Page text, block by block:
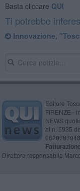
Basta cliccare QUI
Ti potrebbe
Innovazione,
Editore
FIRENZE -
NEWS
al n. 5935
0620787048
Direttore responsabile